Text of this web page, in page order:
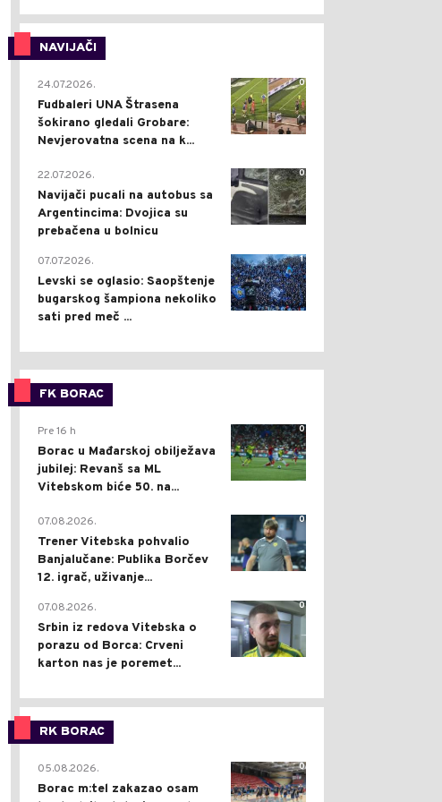
NAVIJAČI
0
24.07.2026.
Fudbaleri UNA Štrasena
šokirano gledali Grobare:
Nevjerovatna scena na k...
0
22.07.2026.
Navijači pucali na autobus sa
Argentincima: Dvojica su
prebačena u bolnicu
1
07.07.2026.
Levski se oglasio: Saopštenje
bugarskog šampiona nekoliko
sati pred meč ...
FK BORAC
0
Pre 16 h
Borac u Mađarskoj obilježava
jubilej: Revanš sa ML
Vitebskom biće 50. na...
0
07.08.2026.
Trener Vitebska pohvalio
Banjalučane: Publika Borčev
12. igrač, uživanje...
0
07.08.2026.
Srbin iz redova Vitebska o
porazu od Borca: Crveni
karton nas je poremet...
RK BORAC
0
05.08.2026.
Borac m:tel zakazao osam